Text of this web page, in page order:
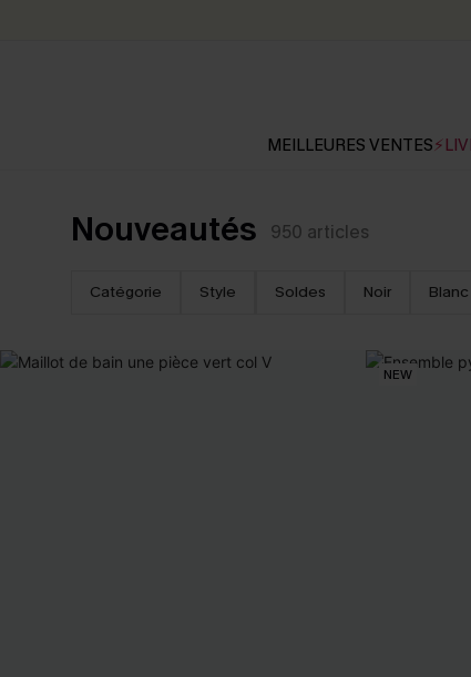
MEILLEURES VENTES
Nouveautés 950 articles
Catégorie Style Soldes Noir Blanc
NEW